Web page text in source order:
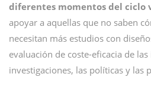
diferentes momentos del ciclo
apoyar a aquellas que no saben
necesitan más estudios con
evaluación de coste-eficacia de
investigaciones, las políticas y las